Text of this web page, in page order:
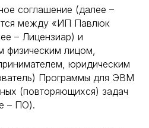
соглашение (далее –
между «ИП Павлюк
– Лицензиар) и
физическим лицом,
юридическим
Программы для ЭВМ
(повторяющихся) задач
– ПО).